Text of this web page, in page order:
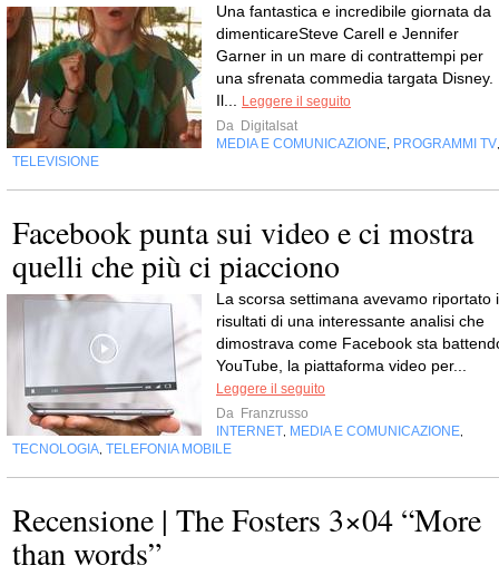
Una fantastica e incredibile giornata da
dimenticareSteve Carell e Jennifer
Garner in un mare di contrattempi per
una sfrenata commedia targata Disney.
Il...
Leggere il seguito
Da Digitalsat
MEDIA E COMUNICAZIONE PROGRAMMI TV
TELEVISIONE
Facebook punta sui video e ci mostra
quelli che più ci piacciono
La scorsa settimana avevamo riportato i
risultati di una interessante analisi che
dimostrava come Facebook sta
YouTube, la piattaforma video per...
Leggere il seguito
Da Franzrusso
INTERNET MEDIA E COMUNICAZIONE
TECNOLOGIA TELEFONIA MOBILE
Recensione | The Fosters 3×04 “More
than words”